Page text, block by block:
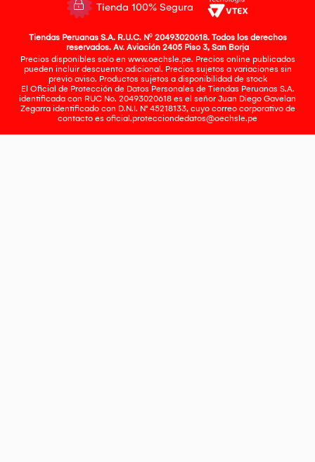
Tienda 100% Segura
Tiendas Peruanas S.A. R.U.C. Nº 20493020618. Todos los derechos
reservados. Av. Aviación 2405 Piso 3, San Borja
Precios disponibles solo en www.oechsle.pe. Precios online publicados
pueden incluir descuento adicional. Precios sujetos a variaciones sin
previo aviso. Productos sujetos a disponibilidad de stock
El Oficial de Protección de Datos Personales de Tiendas Peruanas S.A.
identificada con RUC No. 20493020618 es el señor Juan Diego Gavelan
Zegarra identificado con D.N.I. N° 45218133, cuyo correo corporativo de
contacto es oficial.protecciondedatos@oechsle.pe